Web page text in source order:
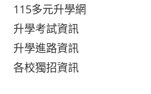
115多元升學網
升學考試資訊
升學進路資訊
各校獨招資訊